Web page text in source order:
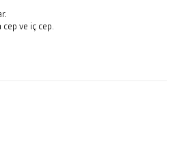
ve iç cep.